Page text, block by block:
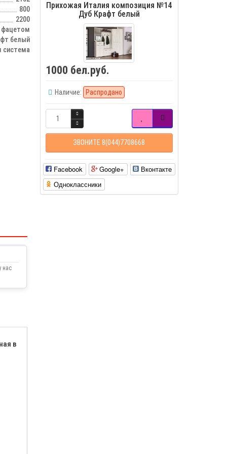
800
2200
белый
система
Прихожая Италия композиция №14
Дуб Крафт белый
1000 бел.руб.
Наличие: Распродано
ЗВОНИТЕ 8(044)7708668
Facebook Google+
Вконтакте
Одноклассники
нас
в